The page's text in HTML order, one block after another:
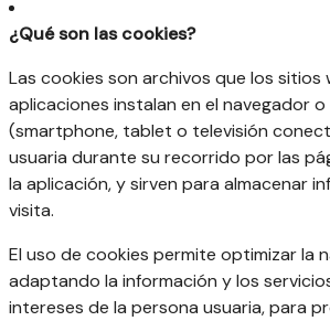
¿Qué son las cookies?
Las cookies son archivos que los sitios
aplicaciones instalan en el navegador
(smartphone, tablet o televisión
usuaria durante su recorrido por las
la aplicación, y sirven para almacenar
visita.
El uso de cookies permite optimizar la
adaptando la información y los
intereses de la persona usuaria, para